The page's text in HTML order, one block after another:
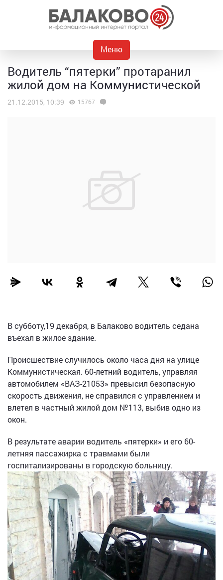
Меню
Водитель “пятерки” протаранил
жилой дом на Коммунистической
21.12.2015, 10:39 15767
В субботу,19 декабря, в Балаково водитель седана
въехал в жилое здание.
Происшествие случилось около часа дня на улице
Коммунистическая. 60-летний водитель, управляя
автомобилем «ВАЗ-21053» превысил безопасную
скорость движения, не справился с управлением и
влетел в частный жилой дом №113, выбив одно из
окон.
В результате аварии водитель «пятерки» и его 60-
летняя пассажирка с травмами были
госпитализированы в городскую больницу.